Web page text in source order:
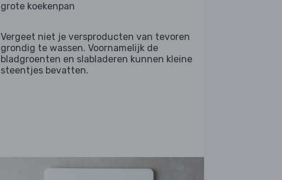
grote koekenpan
Vergeet niet je versproducten van tevoren
grondig te wassen. Voornamelijk de
bladgroenten en slabladeren kunnen kleine
steentjes bevatten.